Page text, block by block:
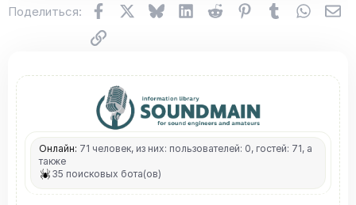
Поделиться: FacebookX (Twitter)
BlueskyLinkedInReddit Pinterest
Tumblr
Ссылка
Онлайн: 71 человек, из них: пользователей: 0, гостей: 71, а
также
35 поисковых бота(ов)